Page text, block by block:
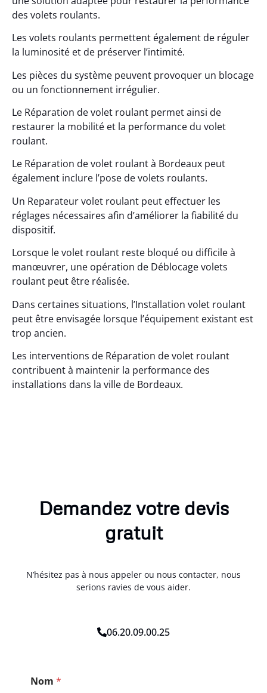
des volets roulants.
Les volets roulants permettent également de réguler
la luminosité et de préserver l’intimité.
Les pièces du système peuvent provoquer un blocage
ou un fonctionnement irrégulier.
Le Réparation de volet roulant permet ainsi de
restaurer la mobilité et la performance du volet
roulant.
Le Réparation de volet roulant à Bordeaux peut
également inclure l’pose de volets roulants.
Un Reparateur volet roulant peut effectuer les
réglages nécessaires afin d’améliorer la fiabilité du
dispositif.
Lorsque le volet roulant reste bloqué ou difficile à
manœuvrer, une opération de Déblocage volets
roulant peut être réalisée.
Dans certaines situations, l’Installation volet roulant
peut être envisagée lorsque l’équipement existant est
trop ancien.
Les interventions de Réparation de volet roulant
contribuent à maintenir la performance des
installations dans la ville de Bordeaux.
Demandez votre devis
gratuit
N’hésitez pas à nous appeler ou nous contacter, nous
serions ravies de vous aider.
06.20.09.00.25
Nom *